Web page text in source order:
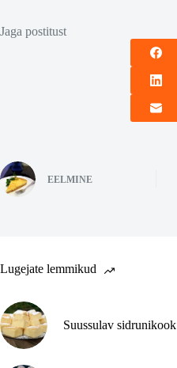
Jaga postitust
EELMINE
Lugejate lemmikud
Suussulav sidrunikook